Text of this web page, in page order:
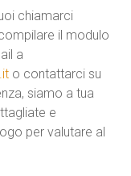
chiamarci
il modulo
a
o contattarci su
siamo a tua
e
per valutare al